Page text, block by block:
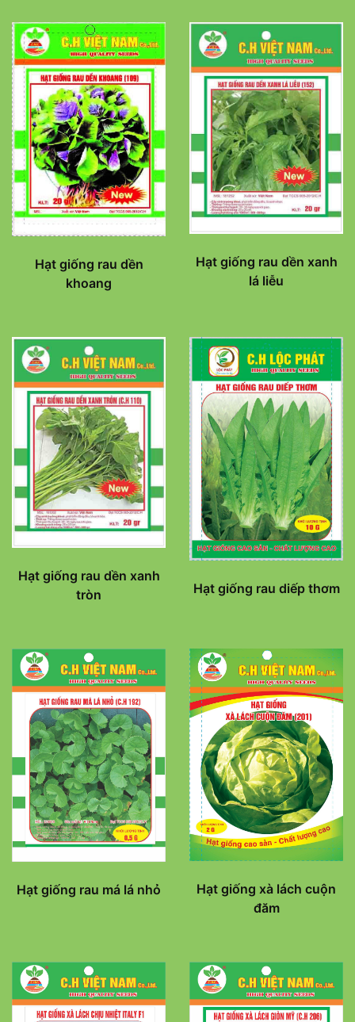
Hạt giống rau dền
khoang
Hạt giống rau dền xanh
lá liễu
Hạt giống rau dền xanh
tròn
Hạt giống rau diếp thơm
Hạt giống rau má lá nhỏ
Hạt giống xà lách cuộn
đăm